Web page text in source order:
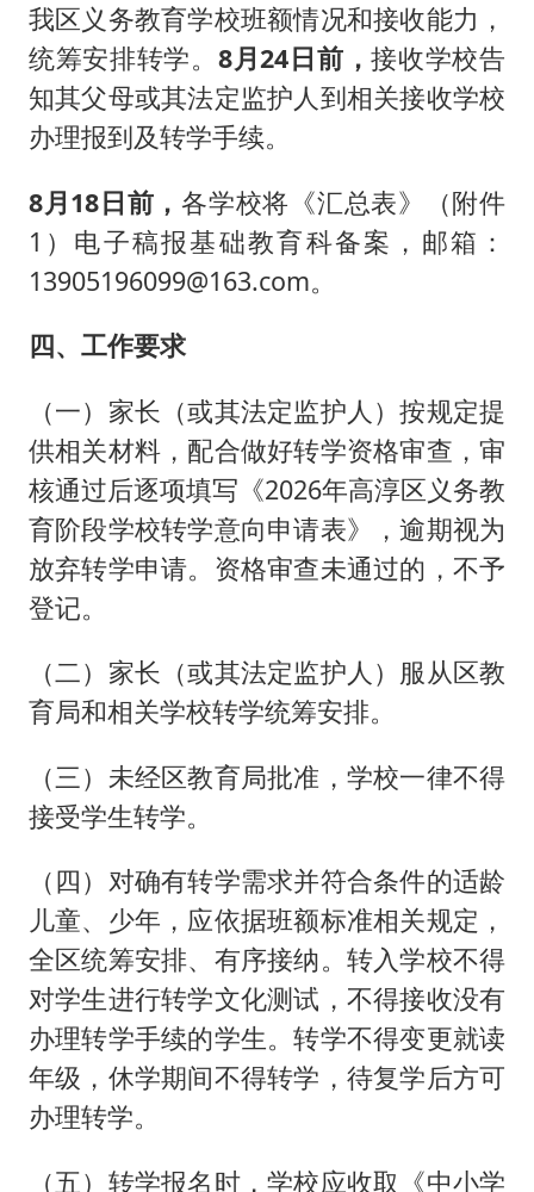
我区义务教育学校班额情况和接收能力，
统筹安排转学。 8月24日前，接收学校告
知其父母或其法定监护人到相关接收学校
办理报到及转学手续。
8月18日前，各学校将《汇总表》（附件
1）电子稿报基础教育科备案，邮箱：
13905196099@163.com。
四、工作要求
（一）家长（或其法定监护人）按规定提
供相关材料，配合做好转学资格审查，审
核通过后逐项填写《2026年高淳区义务教
育阶段学校转学意向申请表》，逾期视为
放弃转学申请。资格审查未通过的，不予
登记。
（二）家长（或其法定监护人）服从区教
育局和相关学校转学统筹安排。
（三）未经区教育局批准，学校一律不得
接受学生转学。
（四）对确有转学需求并符合条件的适龄
儿童、少年，应依据班额标准相关规定，
全区统筹安排、有序接纳。转入学校不得
对学生进行转学文化测试，不得接收没有
办理转学手续的学生。转学不得变更就读
年级，休学期间不得转学，待复学后方可
办理转学。
（五）转学报名时，学校应收取《中小学